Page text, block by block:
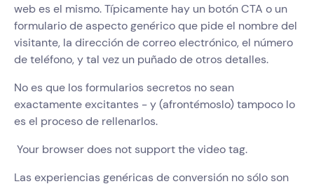
web es el mismo. Típicamente hay un botón CTA o un
formulario de aspecto genérico que pide el nombre del
visitante, la dirección de correo electrónico, el número
de teléfono, y tal vez un puñado de otros detalles.
No es que los formularios secretos no sean
exactamente excitantes - y (afrontémoslo) tampoco lo
es el proceso de rellenarlos.
Your browser does not support the video tag.
Las experiencias genéricas de conversión no sólo son